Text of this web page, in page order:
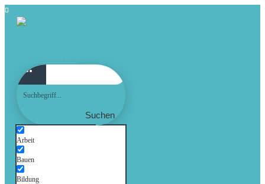
Suchen
Arbeit
Bauen
Bildung